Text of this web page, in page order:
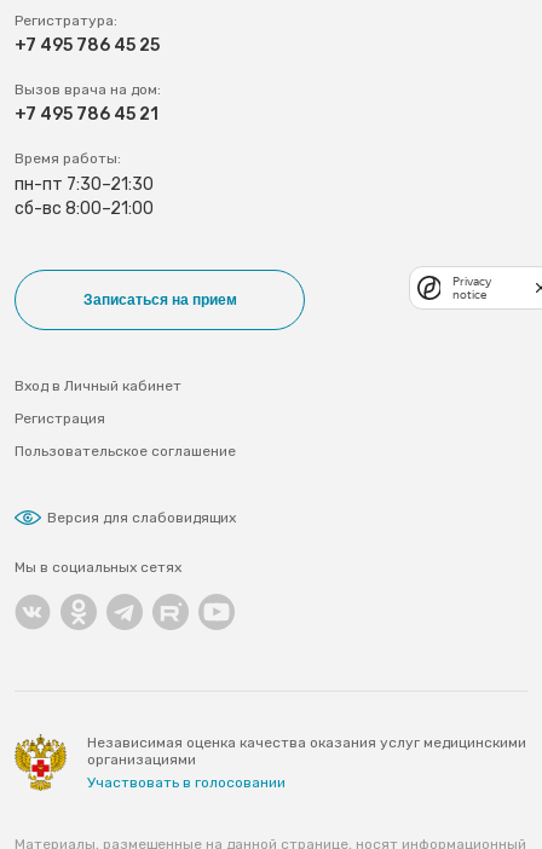
Регистратура:
+7 495 786 45 25
Вызов врача на дом:
+7 495 786 45 21
Время работы:
пн-пт 7:30–21:30
сб-вс 8:00–21:00
Записаться на прием
Вход в Личный кабинет
Регистрация
Пользовательское соглашение
Версия для слабовидящих
Мы в социальных сетях
Материалы, размещенные на данной странице, носят информационный
Независимая оценка качества оказания услуг медицинскими
организациями
Участвовать в голосовании
Privacy
notice